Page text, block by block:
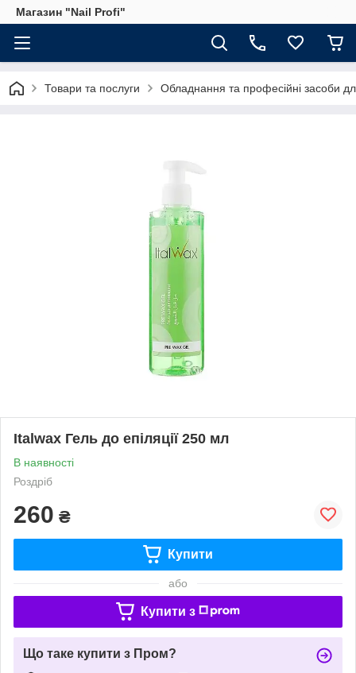
Магазин "Nail Profi"
Товари та послуги Обладнання та професійні засоби
Italwax Гель до епіляції 250 мл
В наявності
Роздріб
260 ₴
Купити
або
Купити з
Що таке купити з Пром?